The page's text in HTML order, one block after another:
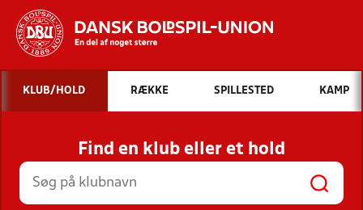
Hvad vil du søge efter?
INDHOLD OG NYHEDER
STILLINGER, RESULTATER, KLUBBER OG
HOLD
KLUB/HOLD RÆKKE SPILLESTED KAMP
Find en klub eller et hold